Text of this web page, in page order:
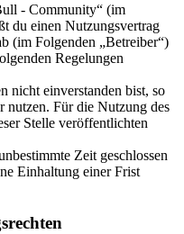
- Community“ (im
du einen Nutzungsvertrag
(im Folgenden „Betreiber“)
Regelungen
nicht einverstanden bist, so
nutzen. Für die Nutzung des
Stelle veröffentlichten
Zeit geschlossen
Einhaltung einer Frist